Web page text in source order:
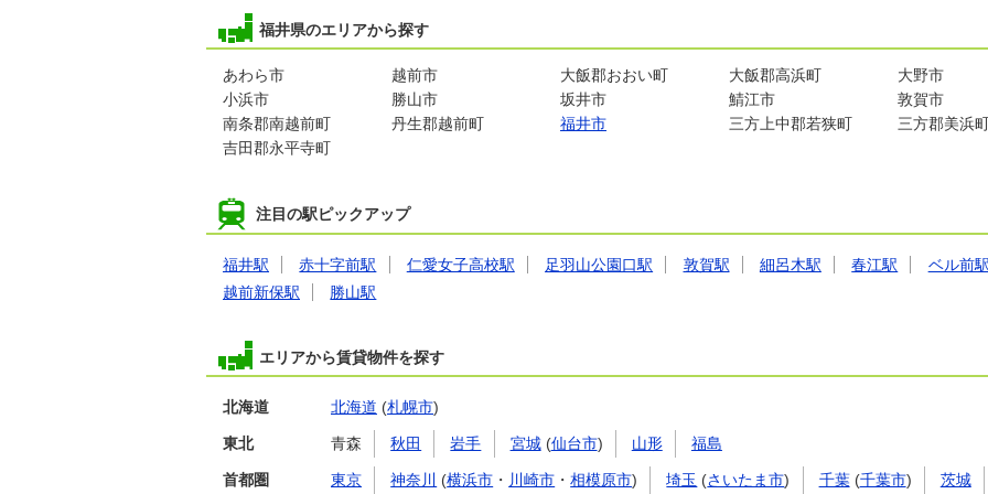
福井県のエリアから探す
あわら市 越前市 大飯郡おおい町 大飯郡高浜町
大野市
小浜市
勝山市 坂井市 鯖江市
敦賀市
南条郡南越前町
丹生郡越前町 福井市 三方上中郡若狭町
三方郡美浜
吉田郡永平寺町
注目の駅ピックアップ
福井駅 赤十字前駅 仁愛女子高校駅 足羽山公園口駅 敦賀駅 細呂木駅 春江駅
ベル前駅
越前新保駅
勝山駅
エリアから賃貸物件を探す
北海道 北海道 (札幌市)
東北 青森 秋田 岩手 宮城(仙台市) 山形 福島
首都圏 東京 神奈川 (横浜市 ・ 川崎市 ・相模原市) 埼玉 (さいたま市) 千葉(千葉市) 茨城